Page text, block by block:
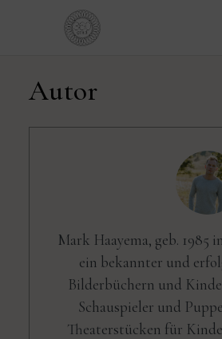
Autor
Mark Haayema, geb. 1985
ein bekannter und
Bilderbüchern und
Schauspieler und
Theaterstücken für